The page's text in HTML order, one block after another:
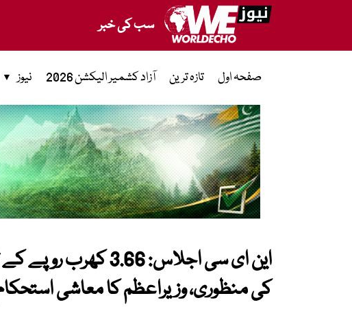
سب کی خبر
صفحہ اول تازہ ترین آزاد کشمیر الیکشن 2026 نیوز
کی منظوری، وزیراعظم کا معاشی